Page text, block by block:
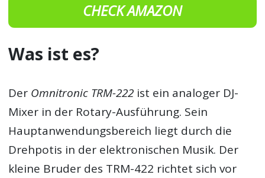
CHECK AMAZON
Was ist es?
Der Omnitronic TRM-222 ist ein analoger DJ-
Mixer in der Rotary-Ausführung. Sein
Hauptanwendungsbereich liegt durch die
Drehpotis in der elektronischen Musik. Der
kleine Bruder des TRM-422 richtet sich vor